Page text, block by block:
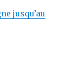
jusqu’au